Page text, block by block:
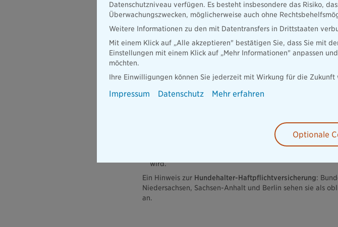
Immer wieder hört man von Vorfällen, bei denen Hunde,
versehentliche Umstoßen einer wertvollen Vase - als
diese Schäden aufzukommen. Dabei können die
werden, da Sie mit Ihrem gesamten Vermögen haften.
ihres Tieres verantwortlich. Hier kommt die
Hundehalter-
Diese wichtige Versicherung deckt folgende Schäden ab:
Vermögensschäden, die aufgrund von Sach- oder
wird.
Ein Hinweis zur Hundehalter-Haftpflichtversicherung:
Niedersachsen, Sachsen-Anhalt und Berlin sehen sie als
an.
Datenschutzniveau verfügen. Es besteht insbesondere das Risiko,
Überwachungszwecken, möglicherweise auch ohne
Weitere Informationen zu den mit Datentransfers in Drittstaaten
Mit einem Klick auf „Alle akzeptieren" bestätigen Sie, dass Sie mit
Einstellungen mit einem Klick auf „Mehr Informationen" anpassen
möchten.
Ihre Einwilligungen können Sie jederzeit mit Wirkung für die Zukunft
Impressum Datenschutz Mehr erfahren
Optionale